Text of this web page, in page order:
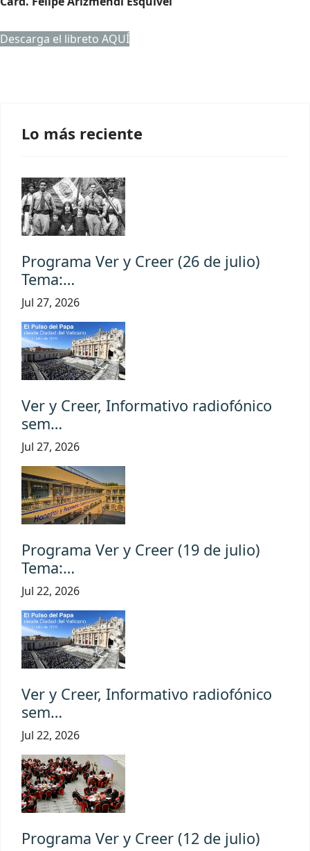
Descarga el libreto AQUÍ
Lo más reciente
Programa Ver y Creer (26 de julio)
Tema:…
Jul 27, 2026
Ver y Creer, Informativo radiofónico
sem…
Jul 27, 2026
Programa Ver y Creer (19 de julio)
Tema:…
Jul 22, 2026
Ver y Creer, Informativo radiofónico
sem…
Jul 22, 2026
Programa Ver y Creer (12 de julio)